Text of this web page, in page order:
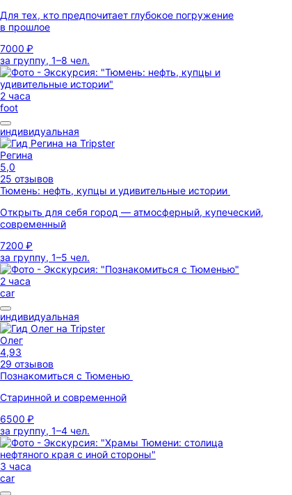
Для тех, кто предпочитает глубокое погружение
в прошлое
7000 ₽
за группу, 1–8 чел.
2 часа
foot
индивидуальная
Регина
5,0
25 отзывов
Тюмень: нефть, купцы и удивительные истории
Открыть для себя город — атмосферный, купеческий,
современный
7200 ₽
за группу, 1–5 чел.
2 часа
car
индивидуальная
Олег
4,93
29 отзывов
Познакомиться с Тюменью
Старинной и современной
6500 ₽
за группу, 1–4 чел.
3 часа
car